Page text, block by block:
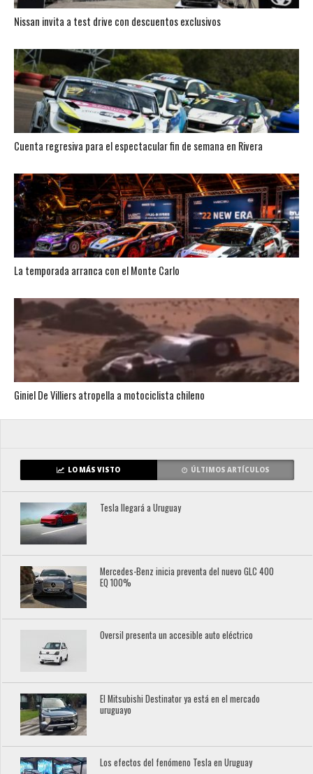
Nissan invita a test drive con descuentos exclusivos
Cuenta regresiva para el espectacular fin de semana en Rivera
La temporada arranca con el Monte Carlo
Giniel De Villiers atropella a motociclista chileno
LO MÁS VISTO ÚLTIMOS ARTÍCULOS
Tesla llegará a Uruguay
Mercedes-Benz inicia preventa del nuevo GLC 400
EQ 100%
Oversil presenta un accesible auto eléctrico
El Mitsubishi Destinator ya está en el mercado
uruguayo
Los efectos del fenómeno Tesla en Uruguay